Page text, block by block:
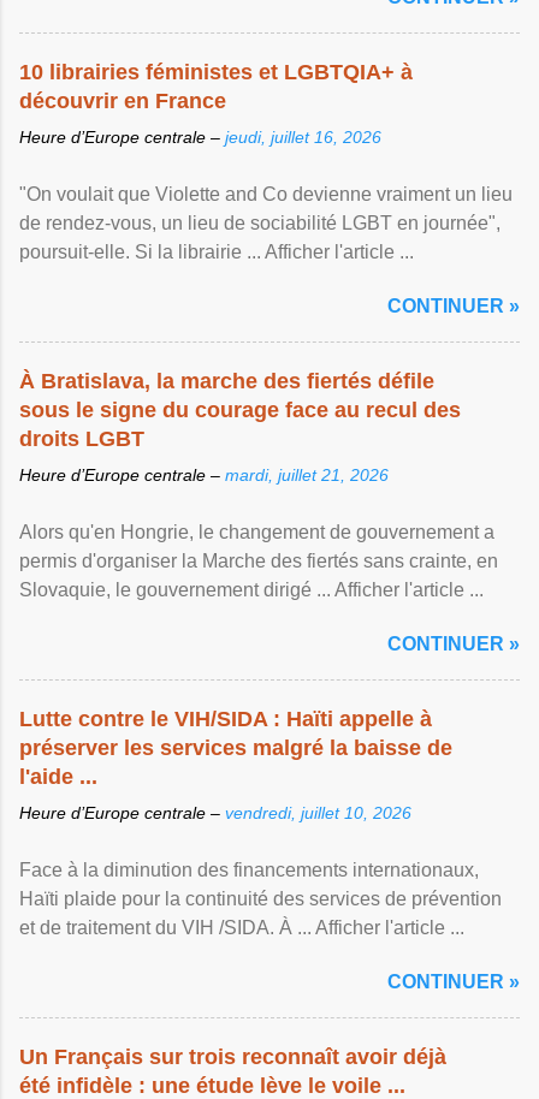
10 librairies féministes et LGBTQIA+ à
découvrir en France
Heure d’Europe centrale – jeudi, juillet 16, 2026
"On voulait que Violette and Co devienne vraiment un lieu
de rendez-vous, un lieu de sociabilité LGBT en journée",
poursuit-elle. Si la librairie ... Afficher l'article ...
CONTINUER »
À Bratislava, la marche des fiertés défile
sous le signe du courage face au recul des
droits LGBT
Heure d’Europe centrale – mardi, juillet 21, 2026
Alors qu'en Hongrie, le changement de gouvernement a
permis d'organiser la Marche des fiertés sans crainte, en
Slovaquie, le gouvernement dirigé ... Afficher l'article ...
CONTINUER »
Lutte contre le VIH/SIDA : Haïti appelle à
préserver les services malgré la baisse de
l'aide ...
Heure d’Europe centrale – vendredi, juillet 10, 2026
Face à la diminution des financements internationaux,
Haïti plaide pour la continuité des services de prévention
et de traitement du VIH /SIDA. À ... Afficher l'article ...
CONTINUER »
Un Français sur trois reconnaît avoir déjà
été infidèle : une étude lève le voile ...